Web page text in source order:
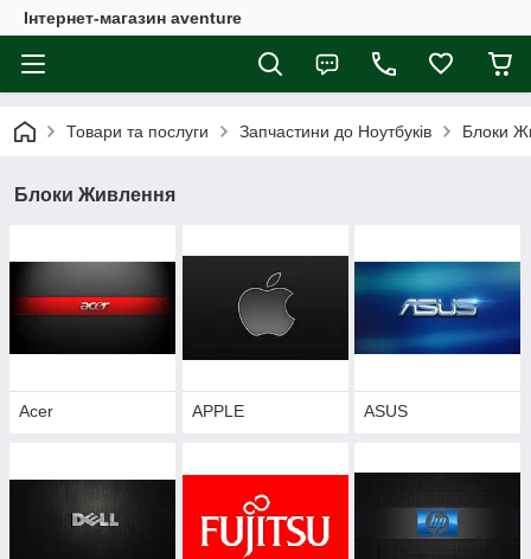
Інтернет-магазин aventure
Товари та послуги Запчастини до Ноутбуків Блоки
Блоки Живлення
Acer APPLE ASUS